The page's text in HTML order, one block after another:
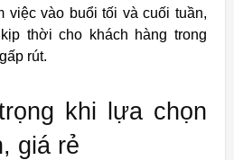
việc vào buổi tối và cuối tuần,
thời cho khách hàng trong
rút.
khi lựa chọn
giá rẻ